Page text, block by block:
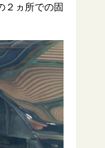
２ヵ所での固